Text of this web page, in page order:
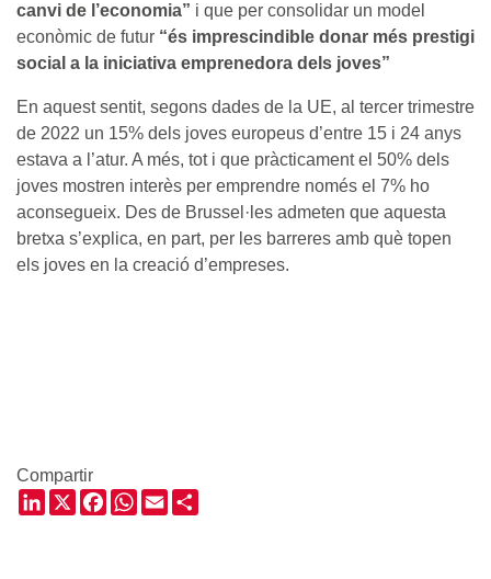
canvi de l’economia” i que per consolidar un model
econòmic de futur “és imprescindible donar més prestigi
social a la iniciativa emprenedora dels joves”
En aquest sentit, segons dades de la UE, al tercer trimestre
de 2022 un 15% dels joves europeus d’entre 15 i 24 anys
estava a l’atur. A més, tot i que pràcticament el 50% dels
joves mostren interès per emprendre només el 7% ho
aconsegueix. Des de Brussel·les admeten que aquesta
bretxa s’explica, en part, per les barreres amb què topen
els joves en la creació d’empreses.
Compartir
LinkedIn
X Facebook
WhatsApp
Email